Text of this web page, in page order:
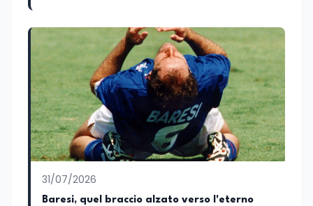
internazionale attraverso gli usi, le
abitudini e i protagonisti che hanno
accompagnato negli anni lo sviluppo e la
crescita sociale e culturale. Pugliese di
nascita, vivo a Roma o in un ipotetico
altrove.
31/07/2026
Baresi, quel braccio alzato verso l'eterno